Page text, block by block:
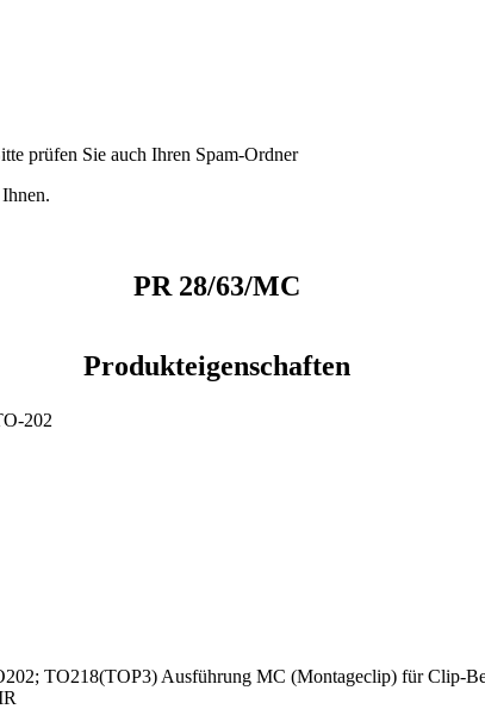
prüfen Sie auch Ihren Spam-Ordner
PR 28/63/MC
Produkteigenschaften
202
TO218(TOP3) Ausführung MC (Montageclip) für Clip-